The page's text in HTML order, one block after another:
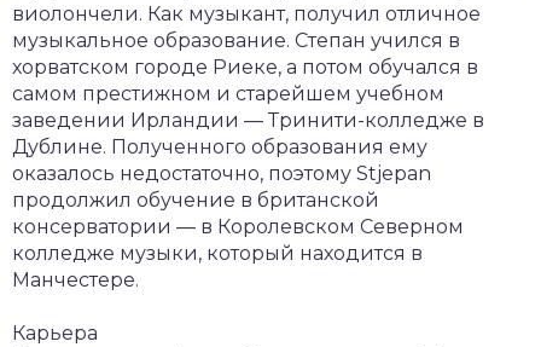
виолончели. Как музыкант, получил отличное
музыкальное образование. Степан учился в
хорватском городе Риеке, а потом обучался в
самом престижном и старейшем учебном
заведении Ирландии — Тринити-колледже в
Дублине. Полученного образования ему
оказалось недостаточно, поэтому Stjepan
продолжил обучение в британской
консерватории — в Королевском Северном
колледже музыки, который находится в
Манчестере.
Карьера